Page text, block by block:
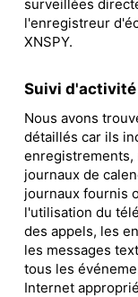
surveillées
l'enregistreur
XNSPY.
Suivi d'activité
Nous avons
détaillés car ils
enregistrements,
journaux de
journaux fournis
l'utilisation du
des appels, les
les messages
tous les
Internet